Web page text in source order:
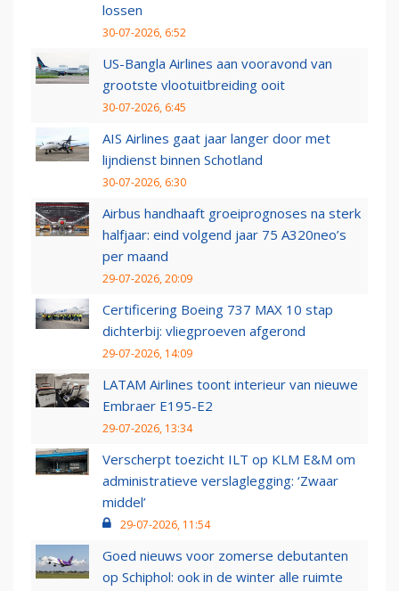
lossen
30-07-2026, 6:52
US-Bangla Airlines aan vooravond van
grootste vlootuitbreiding ooit
30-07-2026, 6:45
AIS Airlines gaat jaar langer door met
lijndienst binnen Schotland
30-07-2026, 6:30
Airbus handhaaft groeiprognoses na sterk
halfjaar: eind volgend jaar 75 A320neo’s
per maand
29-07-2026, 20:09
Certificering Boeing 737 MAX 10 stap
dichterbij: vliegproeven afgerond
29-07-2026, 14:09
LATAM Airlines toont interieur van nieuwe
Embraer E195-E2
29-07-2026, 13:34
Verscherpt toezicht ILT op KLM E&M om
administratieve verslaglegging: ‘Zwaar
middel’
29-07-2026, 11:54
Goed nieuws voor zomerse debutanten
op Schiphol: ook in de winter alle ruimte